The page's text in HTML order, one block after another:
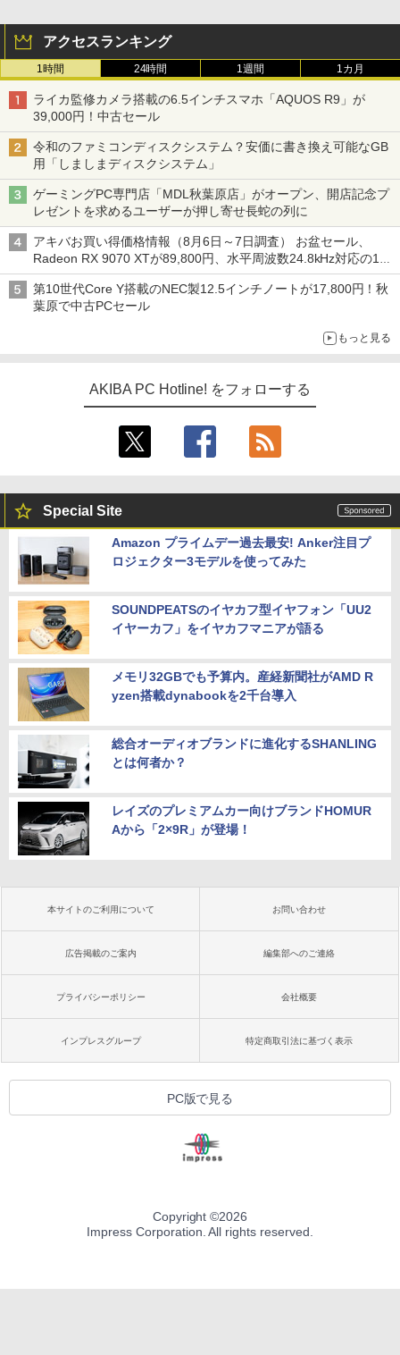
アクセスランキング
1時間 24時間 1週間 1カ月
ライカ監修カメラ搭載の6.5インチスマホ「AQUOS R9」が
39,000円！中古セール
令和のファミコンディスクシステム？安価に書き換え可能なGB
用「しましまディスクシステム」
ゲーミングPC専門店「MDL秋葉原店」がオープン、開店記念プ
レゼントを求めるユーザーが押し寄せ長蛇の列に
アキバお買い得価格情報（8月6日～7日調査） お盆セール、
Radeon RX 9070 XTが89,800円、水平周波数24.8kHz対応の17
型モニターが9,801円、暑さ指数連動セール ほか
第10世代Core Y搭載のNEC製12.5インチノートが17,800円！秋
葉原で中古PCセール
もっと見る
AKIBA PC Hotline! をフォローする
Special Site
Amazon プライムデー過去最安! Anker注目プ
ロジェクター3モデルを使ってみた
SOUNDPEATSのイヤカフ型イヤフォン「UU2
イヤーカフ」をイヤカフマニアが語る
メモリ32GBでも予算内。産経新聞社がAMD R
yzen搭載dynabookを2千台導入
総合オーディオブランドに進化するSHANLING
とは何者か？
レイズのプレミアムカー向けブランドHOMUR
Aから「2×9R」が登場！
本サイトのご利用について お問い合わせ
広告掲載のご案内 編集部へのご連絡
プライバシーポリシー 会社概要
インプレスグループ 特定商取引法に基づく表示
PC版で見る
Copyright ©2026
Impress Corporation. All rights reserved.